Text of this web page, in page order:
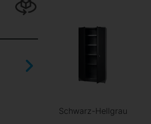
Schwarz-Hellgrau